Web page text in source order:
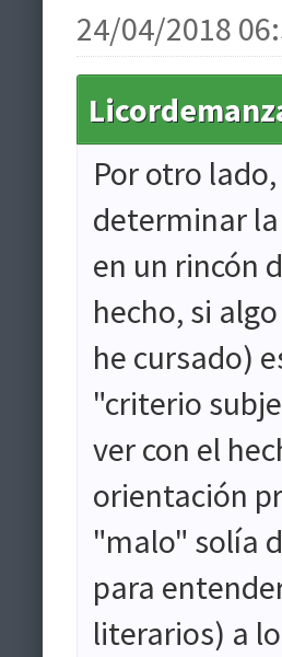
24/04/2018
Por otro
determinar
en un rincón
hecho, si
he cursado)
"criterio
ver con el
orientación
"malo" solía
para
literarios) a